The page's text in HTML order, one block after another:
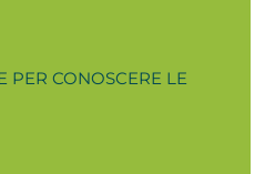
PER CONOSCERE LE